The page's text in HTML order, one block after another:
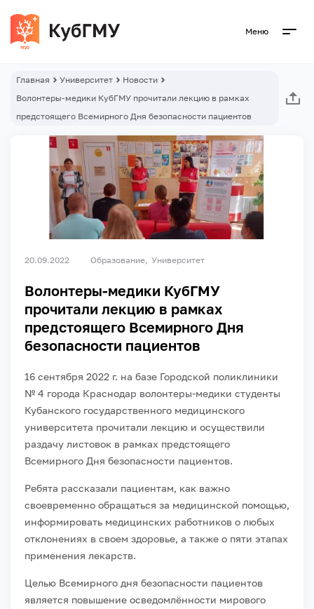
Меню
Главная Университет
Новости
Волонтеры-медики КубГМУ прочитали лекцию в рамках
предстоящего Всемирного Дня безопасности пациентов
20.09.2022 Образование Университет
Волонтеры-медики КубГМУ
прочитали лекцию в рамках
предстоящего Всемирного Дня
безопасности пациентов
16 сентября 2022 г. на базе Городской поликлиники
№ 4 города Краснодар волонтеры-медики студенты
Кубанского государственного медицинского
университета прочитали лекцию и осуществили
раздачу листовок в рамках предстоящего
Всемирного Дня безопасности пациентов.
Ребята рассказали пациентам, как важно
своевременно обращаться за медицинской помощью,
информировать медицинских работников о любых
отклонениях в своем здоровье, а также о пяти этапах
применения лекарств.
Целью Всемирного дня безопасности пациентов
является повышение осведомлённости мирового